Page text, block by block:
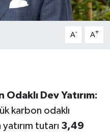
A- A+
Dev Yatırım:
karbon odaklı
tutarı 3,49